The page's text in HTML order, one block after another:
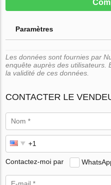
Paramètres
Les données sont fournies par
enquête auprès des utilisateurs.
la validité de ces données.
CONTACTER LE
Contactez-moi par